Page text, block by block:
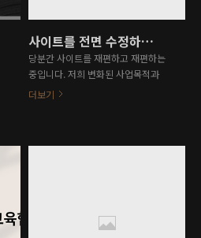
사이트를 전면 수정하는 중입니다.
당분간 사이트를 재편하고 재편하는
중입니다. 저희 변화된 사업목적과
방향에 맞는 사이트로 재편하겠습니
더보기